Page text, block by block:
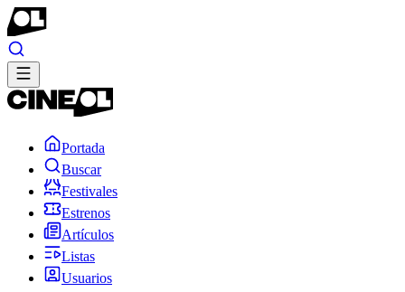
Portada
Buscar
Festivales
Estrenos
Artículos
Listas
Usuarios